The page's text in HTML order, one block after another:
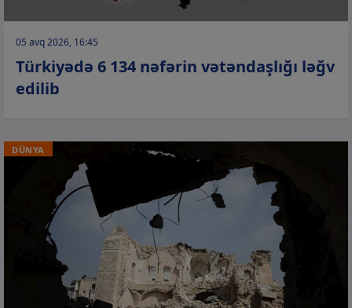
05 avq 2026, 16:45
Türkiyədə 6 134 nəfərin vətəndaşlığı ləğv
edilib
DÜNYA